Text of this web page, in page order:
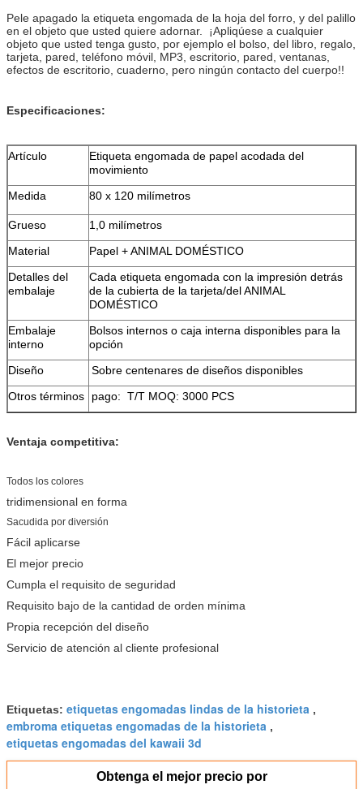
Pele apagado la etiqueta engomada de la hoja del forro, y del palillo
en el objeto que usted quiere adornar. ¡Apliqúese a cualquier
objeto que usted tenga gusto, por ejemplo el bolso, del libro, regalo,
tarjeta, pared, teléfono móvil, MP3, escritorio, pared, ventanas,
efectos de escritorio, cuaderno, pero ningún contacto del cuerpo!!
Especificaciones:
Artículo
Etiqueta engomada de papel acodada del
movimiento
Medida
80 x 120 milímetros
Grueso
1,0 milímetros
Material
Papel + ANIMAL DOMÉSTICO
Detalles del
embalaje
Cada etiqueta engomada con la impresión detrás
de la cubierta de la tarjeta/del ANIMAL
DOMÉSTICO
Embalaje
interno
Bolsos internos o caja interna disponibles para la
opción
Diseño
Sobre centenares de diseños disponibles
Otros términos
pago: T/T MOQ: 3000 PCS
Ventaja competitiva:
Todos los colores
tridimensional en forma
Sacudida por diversión
Fácil aplicarse
El mejor precio
Cumpla el requisito de seguridad
Requisito bajo de la cantidad de orden mínima
Propia recepción del diseño
Servicio de atención al cliente profesional
Etiquetas: etiquetas engomadas lindas de la historieta ,
embroma etiquetas engomadas de la historieta ,
etiquetas engomadas del kawaii 3d
Obtenga el mejor precio por